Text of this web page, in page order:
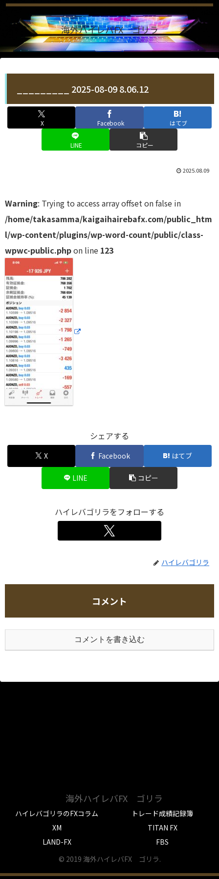
海外ハイレバFX ゴリラ
_________ 2025-08-09 8.06.12
X Facebook はてブ
LINE コピー
2025.08.09
Warning: Trying to access array offset on false in
/home/takasamma/kaigaihairebafx.com/public_htm
l/wp-content/plugins/wp-word-count/public/class-
wpwc-public.phpon line 123
シェアする
X Facebook はてブ
LINE コピー
ハイレバゴリラをフォローする
ハイレバゴリラ
コメント
コメントを書き込む
海外ハイレバFX ゴリラ
ハイレバゴリラのFXコラム
トレード成績記録簿
XM
TITAN FX
LAND-FX
FBS
© 2019 海外ハイレバFX ゴリラ.